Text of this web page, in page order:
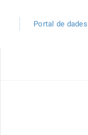
Portal de